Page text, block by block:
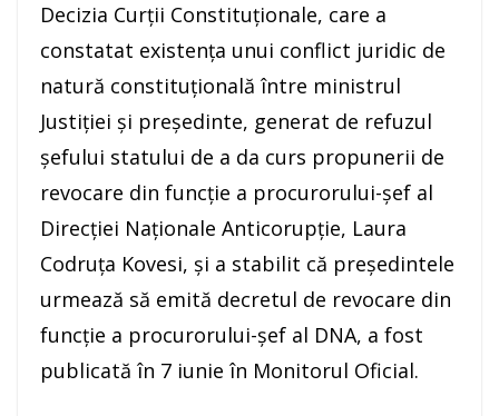
Decizia Curţii Constituţionale, care a
constatat existenţa unui conflict juridic de
natură constituţională între ministrul
Justiţiei şi preşedinte, generat de refuzul
şefului statului de a da curs propunerii de
revocare din funcţie a procurorului-şef al
Direcţiei Naţionale Anticorupţie, Laura
Codruţa Kovesi, şi a stabilit că preşedintele
urmează să emită decretul de revocare din
funcţie a procurorului-şef al DNA, a fost
publicată în 7 iunie în Monitorul Oficial.